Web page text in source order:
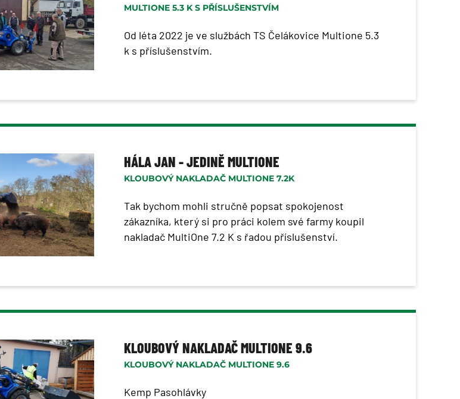
MULTIONE 5.3 K S PŘÍSLUŠENSTVÍM
Od léta 2022 je ve službách TS Čelákovice Multione 5.3
k s příslušenstvím.
HÁLA JAN - JEDINĚ MULTIONE
KLOUBOVÝ NAKLADAČ MULTIONE 7.2K
Tak bychom mohli stručně popsat spokojenost
zákazníka, který si pro práci kolem své farmy koupil
nakladač MultiOne 7.2 K s řadou příslušenství.
KLOUBOVÝ NAKLADAČ MULTIONE 9.6
KLOUBOVÝ NAKLADAČ MULTIONE 9.6
Kemp Pasohlávky